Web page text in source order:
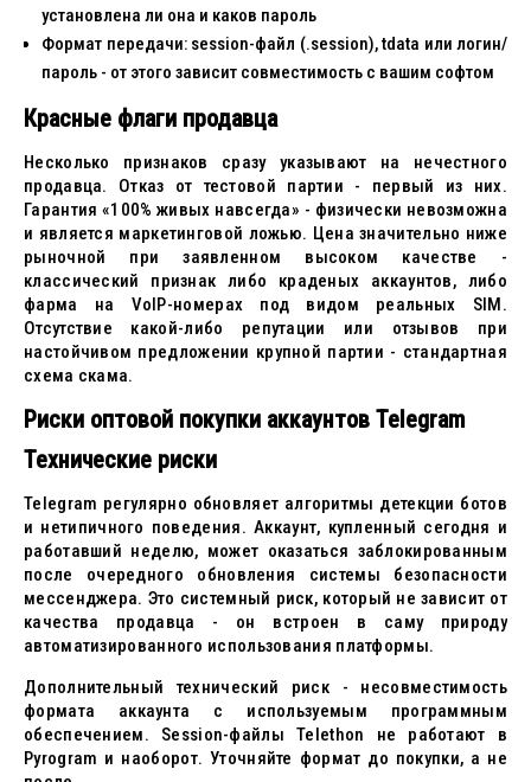
установлена ли она и каков пароль
Формат передачи: session-файл (.session), tdata или логин/
пароль - от этого зависит совместимость с вашим софтом
Красные флаги продавца
Несколько признаков сразу указывают на нечестного
продавца. Отказ от тестовой партии - первый из них.
Гарантия «100% живых навсегда» - физически невозможна
и является маркетинговой ложью. Цена значительно ниже
рыночной при заявленном высоком качестве -
классический признак либо краденых аккаунтов, либо
фарма на VoIP-номерах под видом реальных SIM.
Отсутствие какой-либо репутации или отзывов при
настойчивом предложении крупной партии - стандартная
схема скама.
Риски оптовой покупки аккаунтов Telegram
Технические риски
Telegram регулярно обновляет алгоритмы детекции ботов
и нетипичного поведения. Аккаунт, купленный сегодня и
работавший неделю, может оказаться заблокированным
после очередного обновления системы безопасности
мессенджера. Это системный риск, который не зависит от
качества продавца - он встроен в саму природу
автоматизированного использования платформы.
Дополнительный технический риск - несовместимость
формата аккаунта с используемым программным
обеспечением. Session-файлы Telethon не работают в
Pyrogram и наоборот. Уточняйте формат до покупки, а не